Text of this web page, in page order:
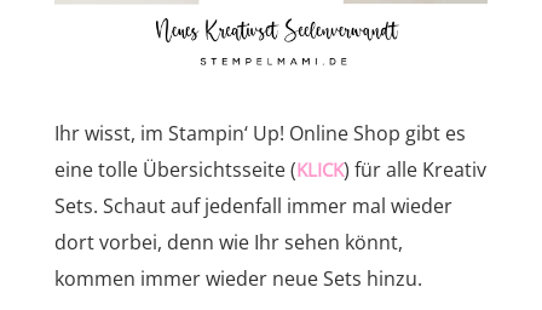
Ihr wisst, im Stampin‘ Up! Online Shop gibt es
eine tolle Übersichtsseite (KLICK) für alle Kreativ
Sets. Schaut auf jedenfall immer mal wieder
dort vorbei, denn wie Ihr sehen könnt,
kommen immer wieder neue Sets hinzu.